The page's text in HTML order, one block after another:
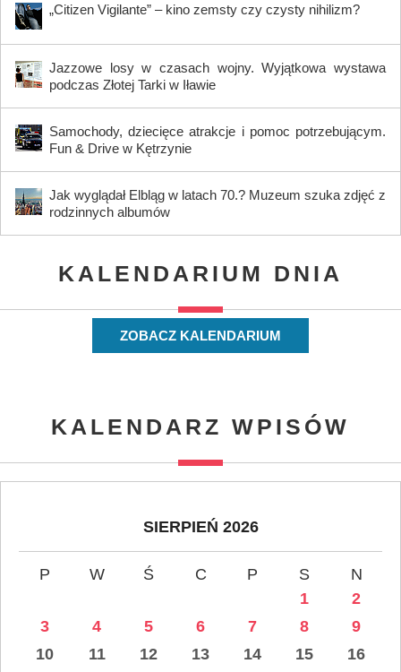
„Citizen Vigilante” – kino zemsty czy czysty nihilizm?
Jazzowe losy w czasach wojny. Wyjątkowa wystawa
podczas Złotej Tarki w Iławie
Samochody, dziecięce atrakcje i pomoc potrzebującym.
Fun & Drive w Kętrzynie
Jak wyglądał Elbląg w latach 70.? Muzeum szuka zdjęć z
rodzinnych albumów
KALENDARIUM DNIA
ZOBACZ KALENDARIUM
KALENDARZ WPISÓW
SIERPIEŃ 2026
P W Ś C P S
N
1
2
3
4 5 6 7 8
9
10
11 12 13 14 15
16